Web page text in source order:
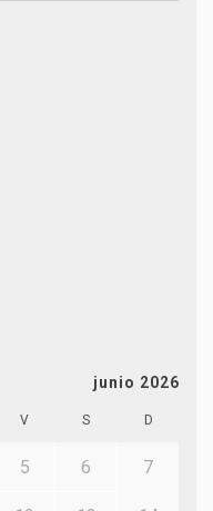
junio 2026
V S D
5 6 7